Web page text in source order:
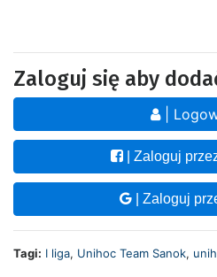
Zaloguj się aby
|
| Zaloguj
| Zaloguj
Tagi: I liga, Unihoc Team Sanok,